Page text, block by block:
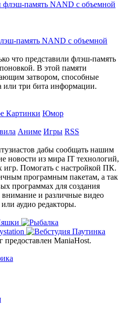
память NAND с объемной
что представили флэш-память
В этой памяти
затвором, способные
или три бита информации.
Картинки Юмор
Аниме Игры RSS
дабы сообщать нашим
новости из мира IT технологий,
Помогать с настройкой ПК.
програмным пакетам, а так
программах для создания
и различные видео
аудио редакторы.
предоставлен ManiaHost.